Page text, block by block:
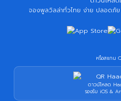
จองพูลวิลล่าทั่วไทย ง่าย ปลอดภั
หรือสแกน
ดาวน์โหลด
รองรับ iOS &